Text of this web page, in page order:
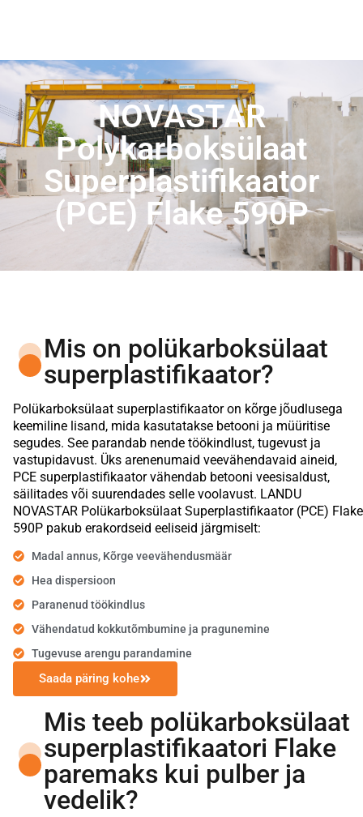
NOVASTAR
Polykarboksülaat
Superplastifikaator
(PCE) Flake 590P
Mis on polükarboksülaat
superplastifikaator?
Polükarboksülaat superplastifikaator on kõrge jõudlusega
keemiline lisand, mida kasutatakse betooni ja müüritise
segudes. See parandab nende töökindlust, tugevust ja
vastupidavust. Üks arenenumaid veevähendavaid aineid,
PCE superplastifikaator vähendab betooni veesisaldust,
säilitades või suurendades selle voolavust. LANDU
NOVASTAR Polükarboksülaat Superplastifikaator (PCE) Flake
590P pakub erakordseid eeliseid järgmiselt:
Madal annus, Kõrge veevähendusmäär
Hea dispersioon
Paranenud töökindlus
Vähendatud kokkutõmbumine ja pragunemine
Tugevuse arengu parandamine
Saada päring kohe
Mis teeb polükarboksülaat
superplastifikaatori Flake
paremaks kui pulber ja
vedelik?